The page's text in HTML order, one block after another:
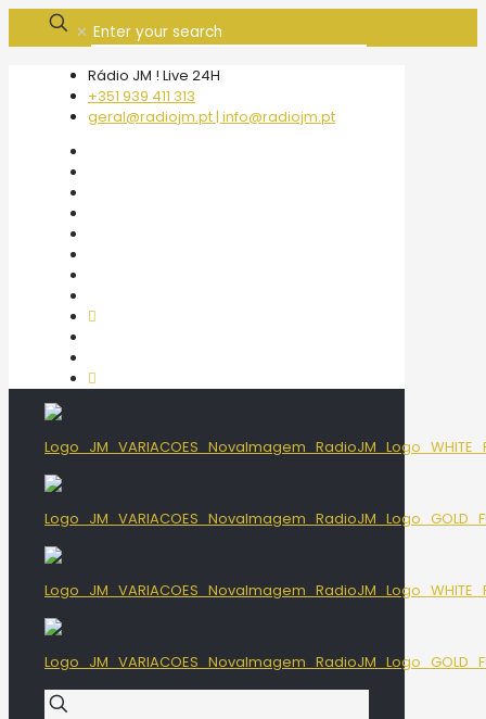
✕
Rádio JM ! Live 24H
+351 939 411 313
geral@radiojm.pt | info@radiojm.pt